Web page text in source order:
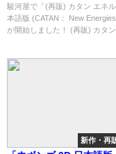
Energies)」の概略と予
能なショップ紹介！
駿河屋で「(再販) カタン エネ
本語版 (CATAN： New
が開始しました！ (再販) カタン
新作・再